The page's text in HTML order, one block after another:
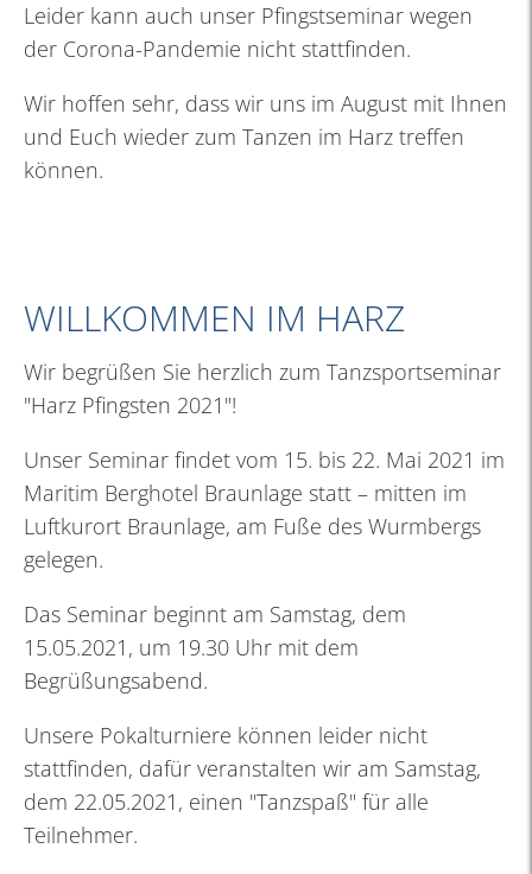
Leider kann auch unser Pfingstseminar wegen
der Corona-Pandemie nicht stattfinden.
Wir hoffen sehr, dass wir uns im August mit Ihnen
und Euch wieder zum Tanzen im Harz treffen
können.
WILLKOMMEN IM HARZ
Wir begrüßen Sie herzlich zum Tanzsportseminar
"Harz Pfingsten 2021"!
Unser Seminar findet vom 15. bis 22. Mai 2021 im
Maritim Berghotel Braunlage statt – mitten im
Luftkurort Braunlage, am Fuße des Wurmbergs
gelegen.
Das Seminar beginnt am Samstag, dem
15.05.2021, um 19.30 Uhr mit dem
Begrüßungsabend.
Unsere Pokalturniere können leider nicht
stattfinden, dafür veranstalten wir am Samstag,
dem 22.05.2021, einen "Tanzspaß" für alle
Teilnehmer.